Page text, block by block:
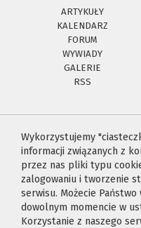
ARTYKUŁY
KALENDARZ
FORUM
WYWIADY
GALERIE
RSS
Wykorzystujemy
informacji związanych z
przez nas pliki typu
zalogowaniu i tworzenie
serwisu. Możecie
dowolnym momencie w
Korzystanie z naszego